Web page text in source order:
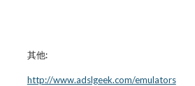
其他:
http://www.adslgeek.com/emulators